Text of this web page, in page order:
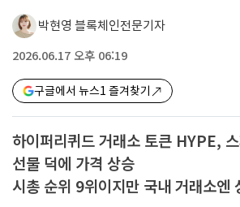
박현영 블록체인전문기자
2026.06.17 오후 06:19
구글에서 뉴스1 즐겨찾기
하이퍼리퀴드 거래소 토큰 HYPE,
선물 덕에 가격 상승
시총 순위 9위이지만 국내 거래소엔